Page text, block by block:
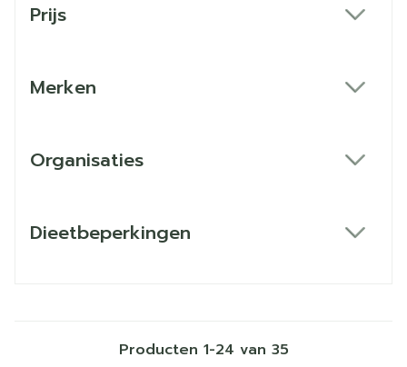
Prijs
Merken
Organisaties
Dieetbeperkingen
Producten 1-24 van 35